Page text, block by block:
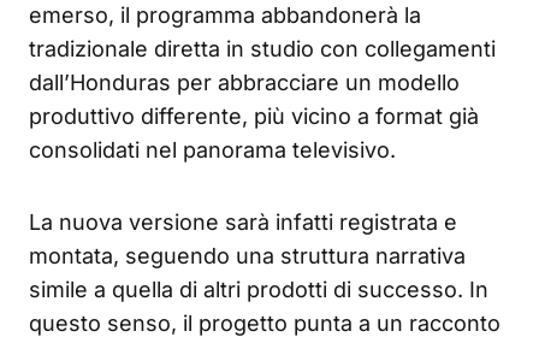
emerso, il programma abbandonerà la
tradizionale diretta in studio con collegamenti
dall’Honduras per abbracciare un modello
produttivo differente, più vicino a format già
consolidati nel panorama televisivo.
La nuova versione sarà infatti registrata e
montata, seguendo una struttura narrativa
simile a quella di altri prodotti di successo. In
questo senso, il progetto punta a un racconto